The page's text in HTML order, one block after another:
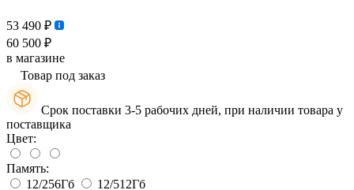
53 490 ₽
60 500 ₽
в магазине
Товар под заказ
Срок поставки 3-5 рабочих дней, при наличии товара у
поставщика
Цвет:
Память:
12/256Гб
12/512Гб